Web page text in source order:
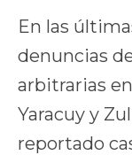
En las
denuncias
arbitrarias
Yaracuy y
reportado